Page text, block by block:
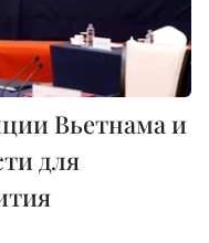
Вьетнама и
для